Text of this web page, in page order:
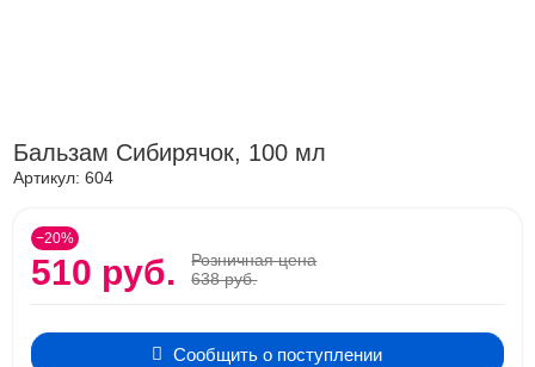
Бальзам Сибирячок, 100 мл
Артикул:604
−20%
510 руб.
Розничная цена
638 руб.
Сообщить о поступлении